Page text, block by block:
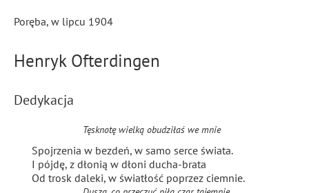
Poręba, w lipcu 1904
Henryk Ofterdingen
Dedykacja
Tęsknotę wielką obudziłaś we mnie
Spojrzenia w bezdeń, w samo serce świata.
I pójdę, z dłonią w dłoni ducha-brata
Od trosk daleki, w światłość poprzez ciemnie.